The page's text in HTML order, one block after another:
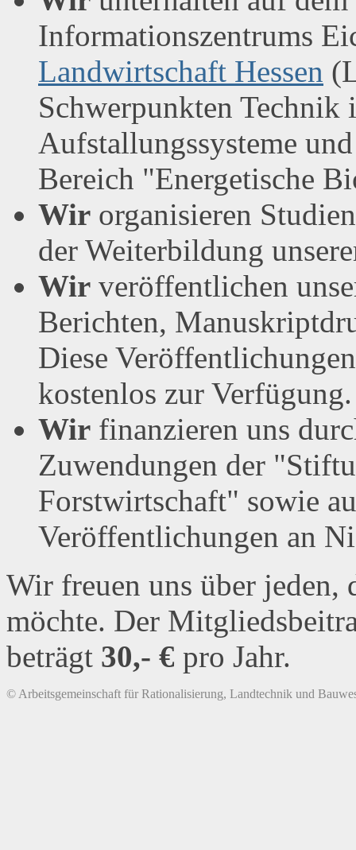
Informationszentrums
Landwirtschaft Hessen
Schwerpunkten
Aufstallungssysteme
Bereich "Energetische
Wir organisieren
der Weiterbildung
Wir veröffentlichen
Berichten,
Diese
kostenlos zur Verfügung.
Wir finanzieren uns
Zuwendungen der
Forstwirtschaft" sowie
Veröffentlichungen an
Wir freuen uns über jeden,
möchte. Der
beträgt 30,- € pro Jahr.
© Arbeitsgemeinschaft für Rationalisierung, Landtechnik und